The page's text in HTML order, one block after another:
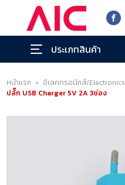
ประเภทสินค้า
หน้าแรก • อิเลคทรอนิกส์/Electronics
ปลั๊ก USB Charger 5V 2A 3ช่อง